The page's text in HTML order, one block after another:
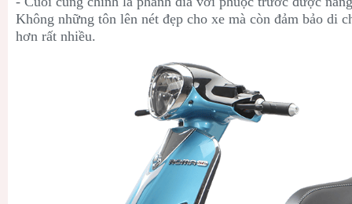
Không những tôn lên nét đẹp cho xe mà còn đảm bảo di
hơn rất nhiều.